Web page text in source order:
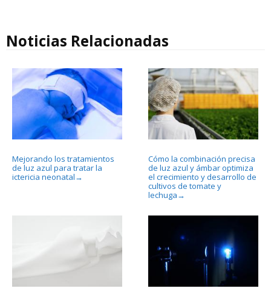
Noticias Relacionadas
Mejorando los tratamientos
de luz azul para tratar la
ictericia neonatal →
Cómo la combinación precisa
de luz azul y ámbar optimiza
el crecimiento y desarrollo de
cultivos de tomate y
lechuga →